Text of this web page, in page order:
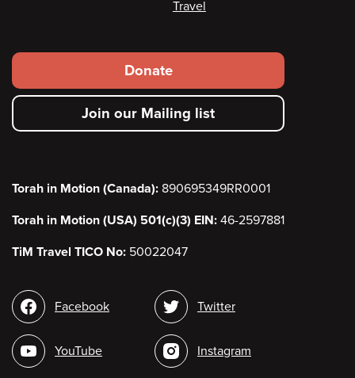
Travel
Footer
secondary
menu
Donate
Join our Mailing list
Torah in Motion (Canada): 890695349RR0001
Torah in Motion (USA) 501(c)(3) EIN: 46-2597881
TiM Travel TICO No: 50022047
Social
media
Facebook
YouTube
Twitter
Instagram